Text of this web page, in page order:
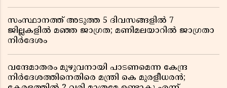
സംസ്ഥാനത്ത് അടുത്ത 5 ദിവസങ്ങളിൽ 7
ജില്ലകളിൽ മഞ്ഞ ജാഗ്രത; മണിമലയാറിൽ ജാഗ്രതാ
നിർദേശം
വന്ദേമാതരം മുഴുവനായി പാടണമെന്ന കേന്ദ്ര
നിർദേശത്തിനെതിരെ മന്ത്രി കെ മുരളീധരൻ;